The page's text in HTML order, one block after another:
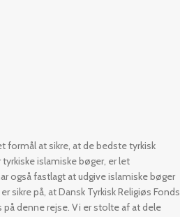
formål at sikre, at de bedste tyrkisk
islamiske bøger, er let
også fastlagt at udgive islamiske bøger
sikre på, at Dansk Tyrkisk Religiøs Fonds
denne rejse. Vi er stolte af at dele